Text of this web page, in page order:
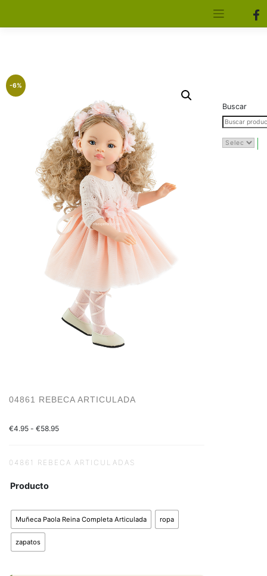
-6%
04861 REBECA ARTICULADA
€4.95 - €58.95
04861 REBECA ARTICULADAS
Producto
Muñeca Paola Reina Completa Articulada ropa
zapatos
Buscar